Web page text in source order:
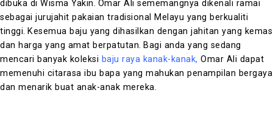
dibuka di Wisma Yakin. Omar Ali sememangnya dikenali ramai
sebagai jurujahit pakaian tradisional Melayu yang berkualiti
tinggi.
Kesemua baju yang dihasilkan dengan jahitan yang kemas
dan harga yang amat berpatutan.
Bagi anda yang sedang
mencari banyak koleksi baju raya kanak-kanak, Omar Ali dapat
memenuhi citarasa ibu bapa yang mahukan penampilan bergaya
dan menarik buat anak-anak mereka.